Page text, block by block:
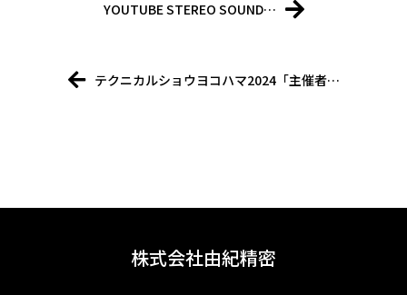
YOUTUBE STEREO SOUND…
テクニカルショウヨコハマ2024「主催者…
株式会社由紀精密